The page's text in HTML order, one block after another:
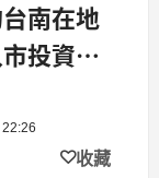
南在地
投資的
收藏